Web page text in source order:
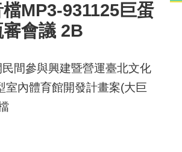
MP3-931125巨蛋
會議 2B
間參與興建暨營運臺北文化
室內體育館開發計畫案(大巨